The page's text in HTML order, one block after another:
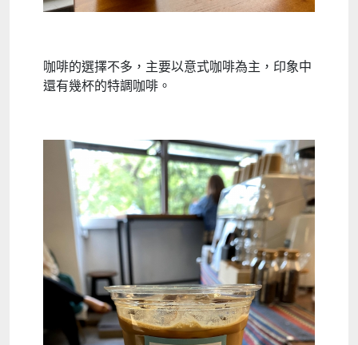
咖啡的選擇不多，主要以意式咖啡為主，印象中
還有幾杯的特調咖啡。